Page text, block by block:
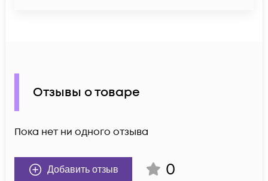
Отзывы о товаре
Пока нет ни одного отзыва
Добавить отзыв 0